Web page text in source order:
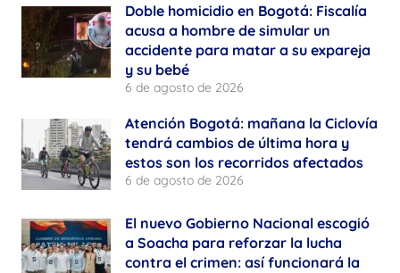
Doble homicidio en Bogotá: Fiscalía
acusa a hombre de simular un
accidente para matar a su expareja
y su bebé
6 de agosto de 2026
Atención Bogotá: mañana la Ciclovía
tendrá cambios de última hora y
estos son los recorridos afectados
6 de agosto de 2026
El nuevo Gobierno Nacional escogió
a Soacha para reforzar la lucha
contra el crimen: así funcionará la